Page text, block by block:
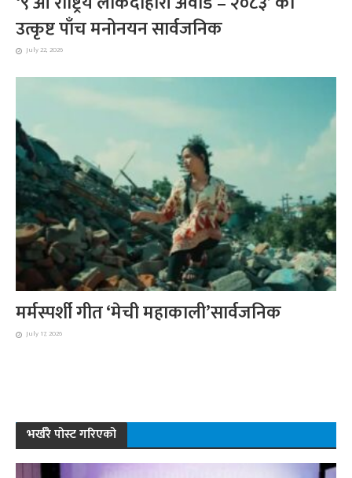
उत्कृष्ट पाँच मनोनयन सार्वजनिक
July 22, 2026
मर्मस्पर्शी गीत ‘मेची महाकाली’सार्वजनिक
July 17, 2026
भर्खरै पोस्ट गरिएको